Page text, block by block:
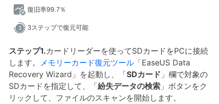
復旧率99.7％
3ステップで復元可能
ステップ1.カードリーダーを使ってSDカードをPCに接続
します。
メモリーカード復元ツール「EaseUS Data
Recovery Wizard」を起動し、「SDカード 」欄で対象の
SDカードを指定して、「紛失データの検索」ボタンをク
リックして、ファイルのスキャンを開始します。